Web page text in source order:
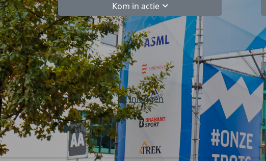
Kom in actie
Inloggen
NL